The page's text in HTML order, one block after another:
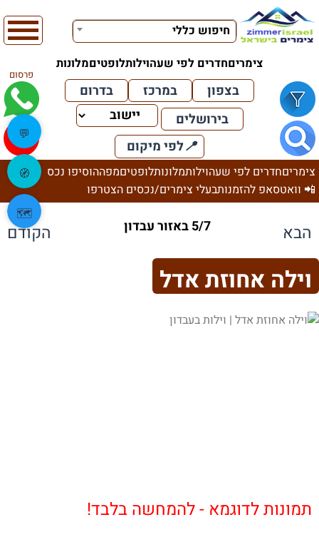
חיפוש כללי
צימריםחדרים לפי שעהוילותלופטיםמלונות
פרסום
בצפון במרכז
בדרום
בירושלים
📍לפי מיקום
צימריםחדרים לפי שעהוילותמלונותלופטיםמפההוסיפו נכס
📲 וואטסאפ להזמנותבעלי צימרים/נכסים הצטרפו
הבא 5/7 באזור עבדון הקודם
וילה אחוזת אדל
תמונות לדוגמא - להמחשה בלבד!
💬
🧭
🗺️